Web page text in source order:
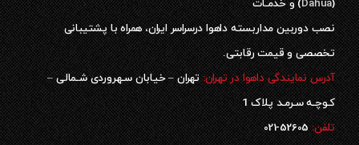
(
Dahua) و خدمـات
نصب دوربین مداربسته داهوا درسراسر ایران، همراه با پشتیبانی
تخصصی و قیمت رقابتی.
آدرس نمایندگی داهوا در تهران:تهران – خیابان سـهروردی شـمالی –
کـوچـه سـرمـد پلاک 1
تلفن:52605-021